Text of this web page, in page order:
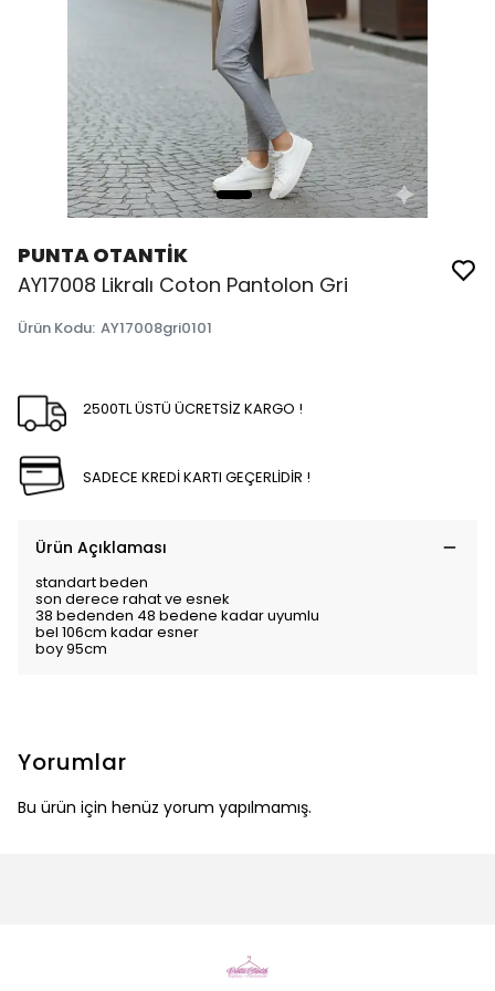
PUNTA OTANTİK
AY17008 Likralı Coton Pantolon Gri
Ürün Kodu: AY17008gri0101
2500TL ÜSTÜ ÜCRETSİZ KARGO !
SADECE KREDİ KARTI GEÇERLİDİR !
Ürün Açıklaması
standart beden
son derece rahat ve esnek
38 bedenden 48 bedene kadar uyumlu
bel 106cm kadar esner
boy 95cm
Yorumlar
Bu ürün için henüz yorum yapılmamış.